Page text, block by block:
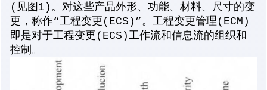
(见图1)。对这些产品外形、功能、材料、尺寸的变
更，称作“工程变更(ECS)”。工程变更管理(ECM)
即是对于工程变更(ECS)工作流和信息流的组织和
控制。